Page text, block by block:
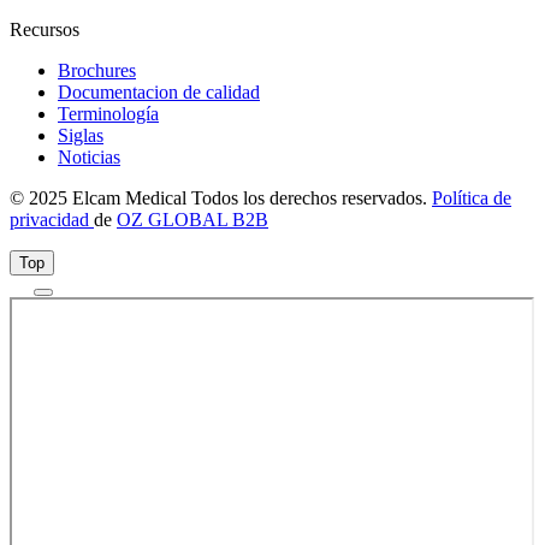
Recursos
Brochures
Documentacion de calidad
Terminología
Siglas
Noticias
© 2025 Elcam Medical Todos los derechos reservados. Política de
privacidad de OZ GLOBAL B2B
Top